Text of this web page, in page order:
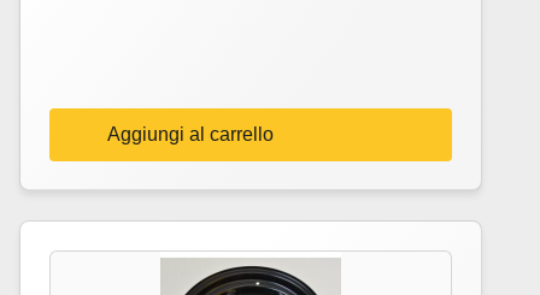
Aggiungi al carrello